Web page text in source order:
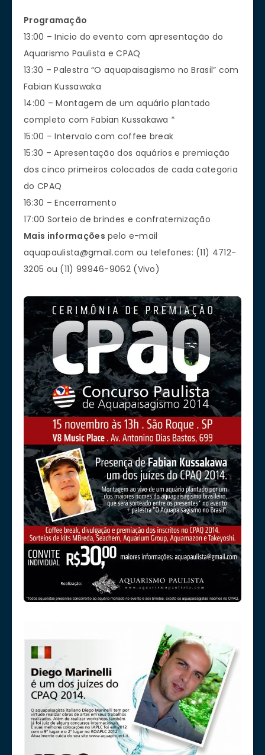
Programação
13:00 – Inicio do evento com apresentação do
Aquarismo Paulista e CPAQ
13:30 – Palestra “O aquapaisagismo no Brasil” com
Fabian Kussawaka
14:00 – Montagem de um aquário plantado
completo com Fabian Kussakawa *
15:00 – Intervalo com coffee break
15:30 – Apresentação dos aquários e premiação
dos cinco primeiros colocados de cada categoria
do CPAQ
16:30 – Encerramento
17:00 Sorteio de brindes e confraternização
Mais informações pelo e-mail
aquapaulista@gmail.com ou telefones: (11) 4712-
3205 ou (11) 99946-9062 (Vivo)